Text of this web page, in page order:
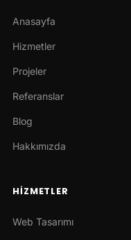
Anasayfa
Hizmetler
Projeler
Referanslar
Blog
Hakkımızda
HIZMETLER
Web Tasarımı